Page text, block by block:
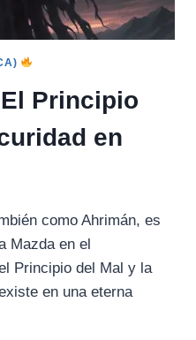
Principio
en
como Ahrimán, es
Mazda en el
Principio del Mal y la
en una eterna